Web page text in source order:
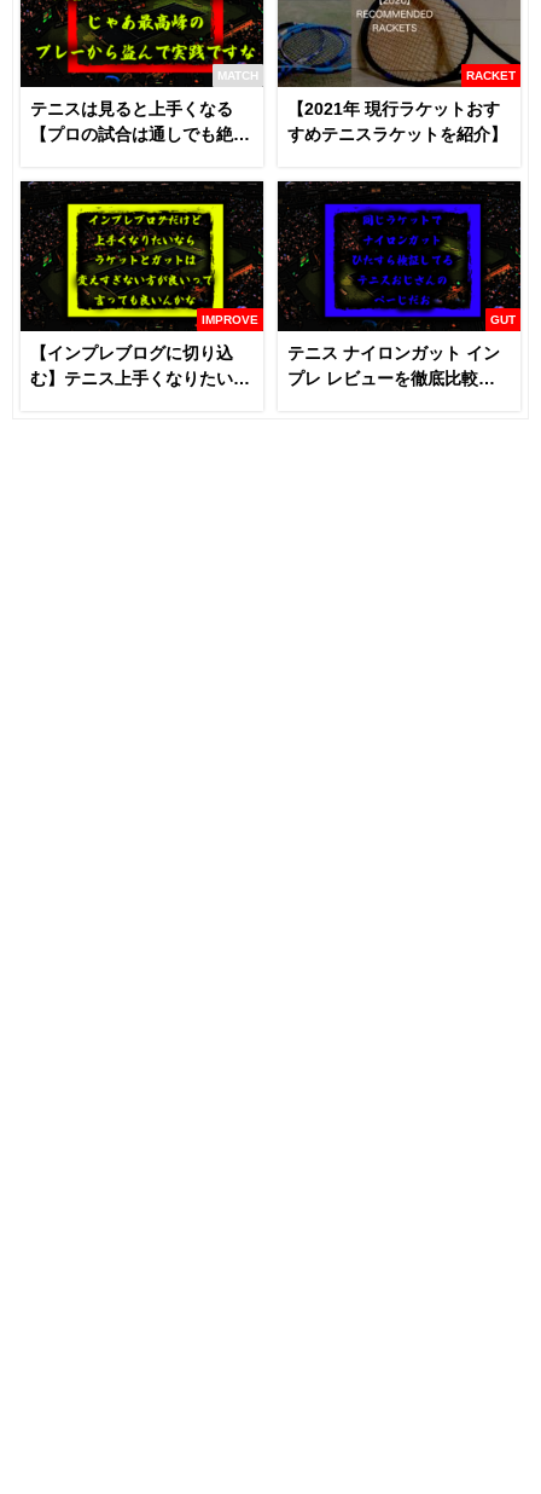
MATCH
テニスは見ると上手くなる
【プロの試合は通しでも絶対
RACKET
【2021年 現行ラケットおす
すめテニスラケットを紹介】
IMPROVE
【インプレブログに切り込
む】テニス上手くなりたいな
GUT
テニス ナイロンガット イン
プレ レビューを徹底比較